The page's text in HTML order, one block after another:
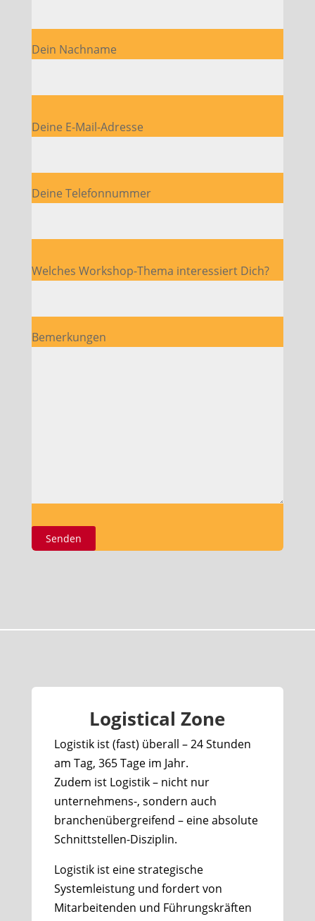
Dein Nachname
Bitte lasse dieses Feld leer.
Deine E-Mail-Adresse
Deine Telefonnummer
Bitte lasse dieses Feld leer.
Welches Workshop-Thema interessiert Dich?
Bemerkungen
Logistical Zone
Logistik ist (fast) überall – 24 Stunden
am Tag, 365 Tage im Jahr.
Zudem ist Logistik – nicht nur
unternehmens-, sondern auch
branchenübergreifend – eine absolute
Schnittstellen-Disziplin.
Logistik ist eine strategische
Systemleistung und fordert von
Mitarbeitenden und Führungskräften